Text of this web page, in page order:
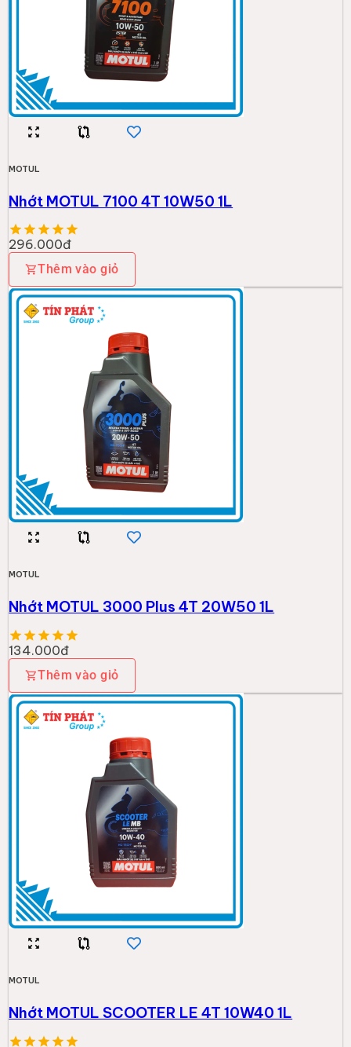
MOTUL
Nhớt MOTUL 7100 4T 10W50 1L
296.000đ
Thêm vào giỏ
MOTUL
Nhớt MOTUL 3000 Plus 4T 20W50 1L
134.000đ
Thêm vào giỏ
MOTUL
Nhớt MOTUL SCOOTER LE 4T 10W40 1L